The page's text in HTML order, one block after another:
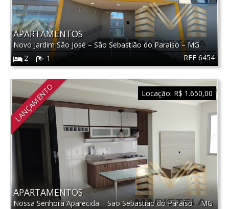
REF 6454
APARTAMENTOS
Novo Jardim São José–São Sebastião do Paraíso–MG
2
1
LANÇAMENTO
APARTAMENTOS
Nossa Senhora Aparecida – São Sebastião do Paraíso–MG
Locação: R$ 1.650,00